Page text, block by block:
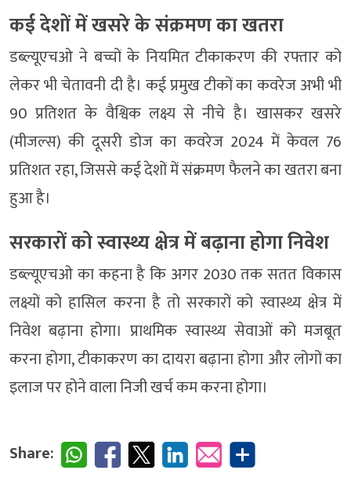
कई देशों में खसरे के संक्रमण का खतरा
डब्ल्यूएचओ ने बच्चों के नियमित टीकाकरण की रफ्तार को
लेकर भी चेतावनी दी है। कई प्रमुख टीकों का कवरेज अभी भी
90 प्रतिशत के वैश्विक लक्ष्य से नीचे है। खासकर खसरे
(मीजल्स) की दूसरी डोज का कवरेज 2024 में केवल 76
प्रतिशत रहा, जिससे कई देशों में संक्रमण फैलने का खतरा बना
हुआ है।
सरकारों को स्वास्थ्य क्षेत्र में बढ़ाना होगा निवेश
डब्ल्यूएचओ का कहना है कि अगर 2030 तक सतत विकास
लक्ष्यों को हासिल करना है तो सरकारों को स्वास्थ्य क्षेत्र में
निवेश बढ़ाना होगा। प्राथमिक स्वास्थ्य सेवाओं को मजबूत
करना होगा, टीकाकरण का दायरा बढ़ाना होगा और लोगों का
इलाज पर होने वाला निजी खर्च कम करना होगा।
Share: